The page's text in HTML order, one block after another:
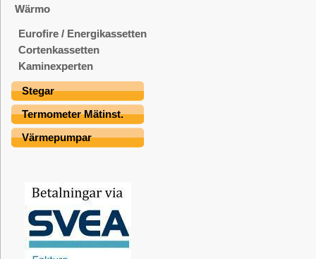
Wärmo
Eurofire / Energikassetten
Cortenkassetten
Kaminexperten
Stegar
Termometer Mätinst.
Värmepumpar